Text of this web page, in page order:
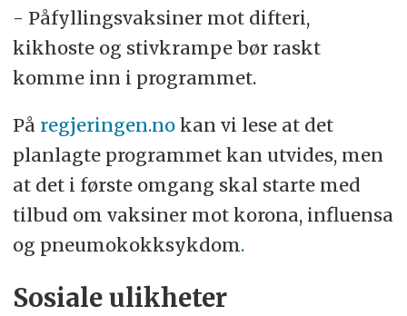
- Påfyllingsvaksiner mot difteri,
kikhoste og stivkrampe bør raskt
komme inn i programmet.
På regjeringen.nokan vi lese at det
planlagte programmet kan utvides, men
at det i første omgang skal starte med
tilbud om vaksiner mot korona, influensa
og pneumokokksykdom.
Sosiale ulikheter